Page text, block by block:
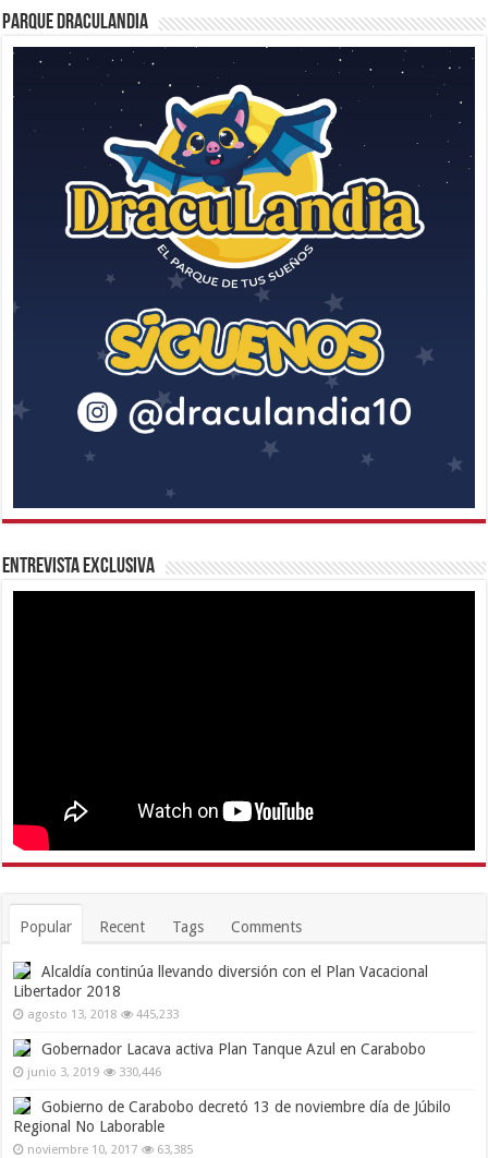
Parque Draculandia
Entrevista Exclusiva
Popular Recent Tags Comments
Alcaldía continúa llevando diversión con el Plan Vacacional
Libertador 2018
agosto 13, 2018 445,233
Gobernador Lacava activa Plan Tanque Azul en Carabobo
junio 3, 2019 330,446
Gobierno de Carabobo decretó 13 de noviembre día de Júbilo
Regional No Laborable
noviembre 10, 2017 63,385